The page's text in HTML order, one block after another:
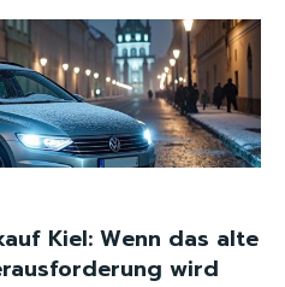
Kiel: Wenn das alte
wird